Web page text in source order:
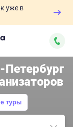
уже в
туры